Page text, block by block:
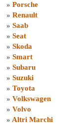
» Porsche
» Renault
» Saab
» Seat
» Skoda
» Smart
» Subaru
» Suzuki
» Toyota
» Volkswagen
» Volvo
» Altri Marchi